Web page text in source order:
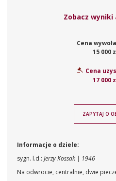
Zobacz wyniki
Cena
15 000
Cena
17 000
ZAPYTAJ O
Informacje o dziele:
sygn. l.d.: Jerzy Kossak | 1946
Na odwrocie, centralnie, dwie